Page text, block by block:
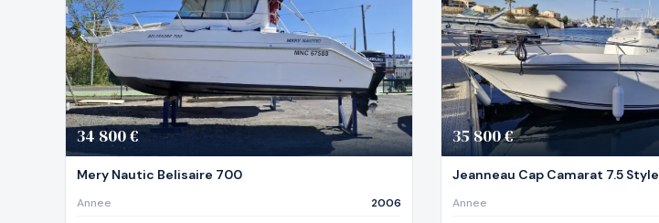
34 800 €
Mery Nautic Belisaire 700
Annee
2006
35 800 €
Jeanneau Cap Camarat 7.5 Style
Annee